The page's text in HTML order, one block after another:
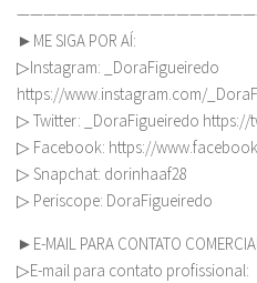
►ME SIGA POR AÍ:
▷Instagram: _DoraFigueiredo
https://www.instagram.com/
▷ Twitter: _DoraFigueiredo
▷ Facebook: https://
▷ Snapchat: dorinhaaf28
▷ Periscope: DoraFigueiredo
►E-MAIL PARA CONTATO
▷E-mail para contato profissional: